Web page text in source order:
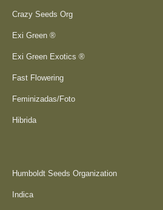
Crazy Seeds Org
Exi Green ®
Exi Green Exotics ®
Fast Flowering
Feminizadas/Foto
Hibrida
Humboldt Seeds Organization
Indica